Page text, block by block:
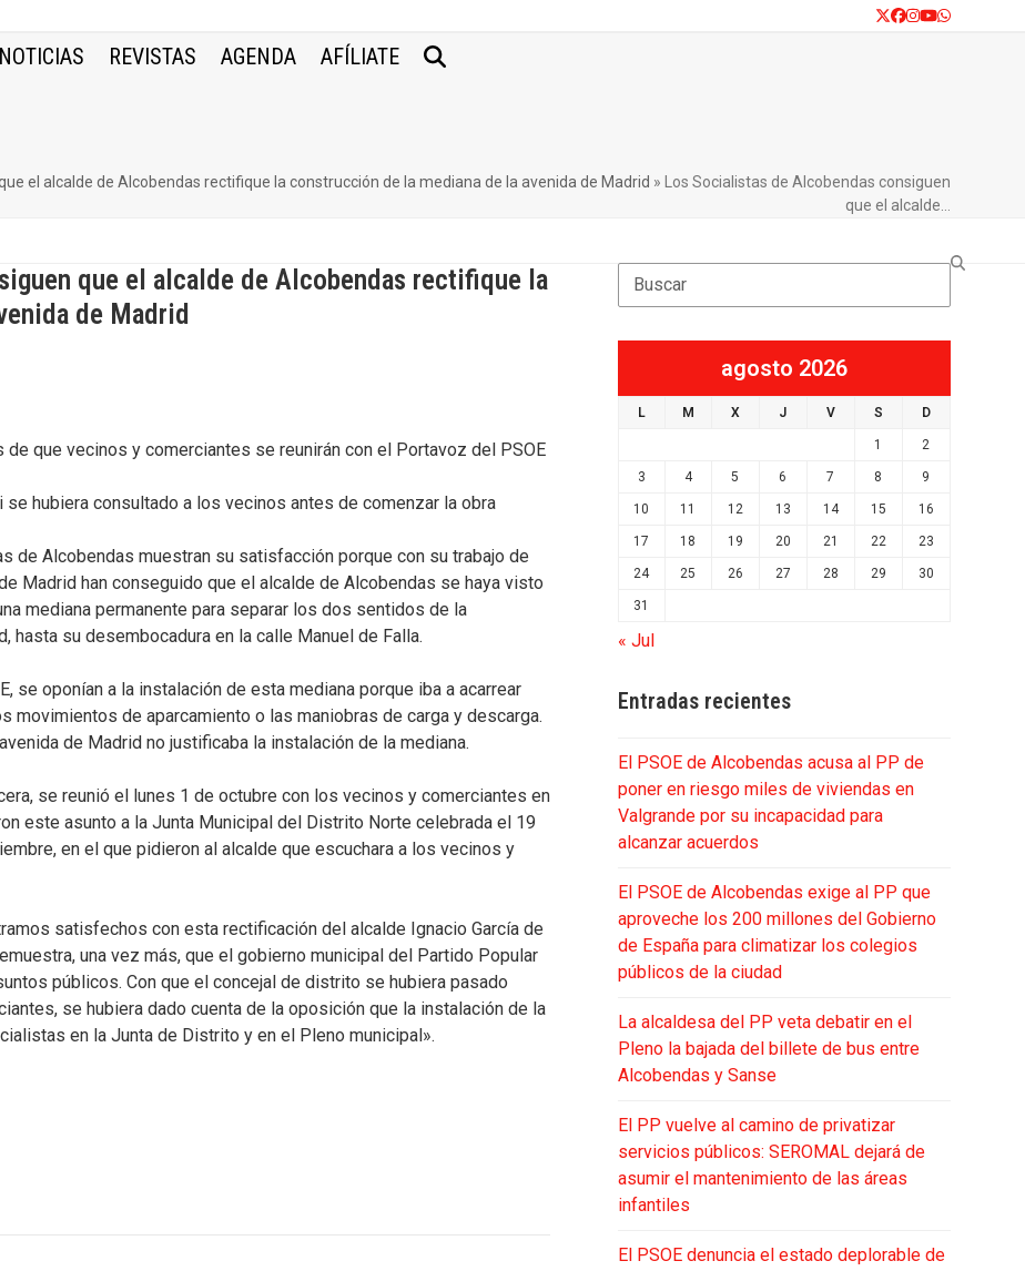
Twitter
Facebook
Instagram
YouTube
Whatsapp
NOTICIAS REVISTAS AGENDA AFÍLIATE
el alcalde de Alcobendas rectifique la construcción de la mediana de la avenida de Madrid »
Los Socialistas de Alcobendas consiguen
que el alcalde…
que el alcalde de Alcobendas rectifique la
de Madrid
que vecinos y comerciantes se reunirán con el Portavoz del PSOE
hubiera consultado a los vecinos antes de comenzar la obra
de Alcobendas muestran su satisfacción porque con su trabajo de
Madrid han conseguido que el alcalde de Alcobendas se haya visto
mediana permanente para separar los dos sentidos de la
hasta su desembocadura en la calle Manuel de Falla.
se oponían a la instalación de esta mediana porque iba a acarrear
de aparcamiento o las maniobras de carga y descarga.
de Madrid no justificaba la instalación de la mediana.
se reunió el lunes 1 de octubre con los vecinos y comerciantes en
este asunto a la Junta Municipal del Distrito Norte celebrada el 19
en el que pidieron al alcalde que escuchara a los vecinos y
satisfechos con esta rectificación del alcalde Ignacio García de
una vez más, que el gobierno municipal del Partido Popular
públicos. Con que el concejal de distrito se hubiera pasado
se hubiera dado cuenta de la oposición que la instalación de la
en la Junta de Distrito y en el Pleno municipal».
Search
agosto 2026
L M X J V S D
1 2
3 4 5 6 7 8 9
10 11 12 13 14 15 16
17 18 19 20 21 22 23
24 25 26 27 28 29 30
31
« Jul
Entradas recientes
El PSOE de Alcobendas acusa al PP de
poner en riesgo miles de viviendas en
Valgrande por su incapacidad para
alcanzar acuerdos
El PSOE de Alcobendas exige al PP que
aproveche los 200 millones del Gobierno
de España para climatizar los colegios
públicos de la ciudad
La alcaldesa del PP veta debatir en el
Pleno la bajada del billete de bus entre
Alcobendas y Sanse
El PP vuelve al camino de privatizar
servicios públicos: SEROMAL dejará de
asumir el mantenimiento de las áreas
infantiles
El PSOE denuncia el estado deplorable de